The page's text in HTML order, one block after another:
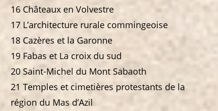
16 Châteaux en Volvestre
17 L’architecture rurale commingeoise
18 Cazères et la Garonne
19 Fabas et La croix du sud
20 Saint-Michel du Mont Sabaoth
21 Temples et cimetières protestants de la
région du Mas d’Azil